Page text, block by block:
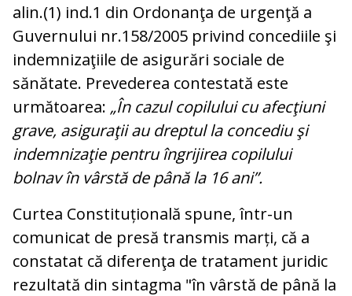
alin.(1) ind.1 din Ordonanţa de urgenţă a
Guvernului nr.158/2005 privind concediile şi
indemnizaţiile de asigurări sociale de
sănătate. Prevederea contestată este
următoarea: „În cazul copilului cu afecţiuni
grave, asiguraţii au dreptul la concediu şi
indemnizaţie pentru îngrijirea copilului
bolnav în vârstă de până la 16 ani”.
Curtea Constituțională spune, într-un
comunicat de presă transmis marți, că a
constatat că diferenţa de tratament juridic
rezultată din sintagma "în vârstă de până la